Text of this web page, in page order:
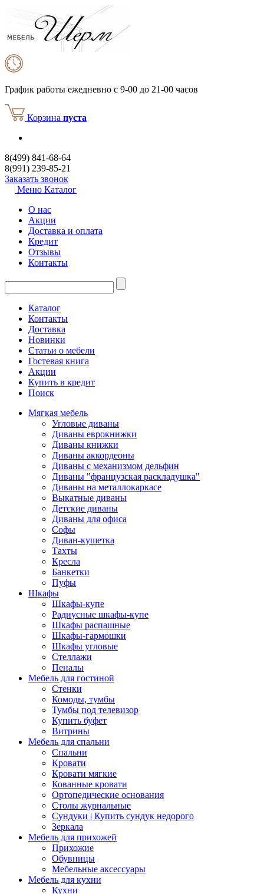
График работы ежедневно с 9-00 до 21-00 часов
Корзина пуста
8(499) 841-68-64
8(991) 239-85-21
Заказать звонок
Меню Каталог
О нас
Акции
Доставка и оплата
Кредит
Отзывы
Контакты
Каталог
Контакты
Доставка
Новинки
Статьи о мебели
Гостевая книга
Акции
Купить в кредит
Поиск
Мягкая мебель
Угловые диваны
Диваны еврокнижки
Диваны книжки
Диваны аккордеоны
Диваны с механизмом дельфин
Диваны "французская раскладушка"
Диваны на металлокаркасе
Выкатные диваны
Детские диваны
Диваны для офиса
Софы
Диван-кушетка
Тахты
Кресла
Банкетки
Пуфы
Шкафы
Шкафы-купе
Радиусные шкафы-купе
Шкафы распашные
Шкафы-гармошки
Шкафы угловые
Стеллажи
Пеналы
Мебель для гостиной
Стенки
Комоды, тумбы
Тумбы под телевизор
Купить буфет
Витрины
Мебель для спальни
Спальни
Кровати
Кровати мягкие
Кованные кровати
Ортопедические основания
Столы журнальные
Сундуки | Купить сундук недорого
Зеркала
Мебель для прихожей
Прихожие
Обувницы
Мебельные аксессуары
Мебель для кухни
Кухни